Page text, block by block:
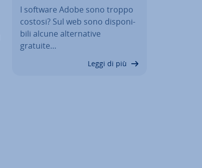
I software Adobe sono troppo
costosi? Sul web sono di­spo­ni­
bi­li alcune al­ter­na­ti­ve
gratuite…
Leggi di più